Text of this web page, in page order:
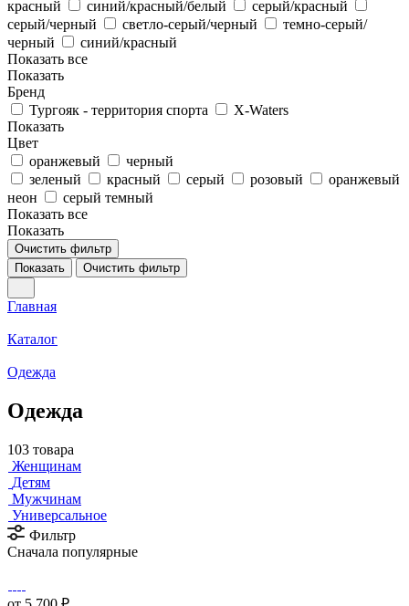
красный синий/красный/белый
серый/красный
серый/черный
светло-серый/черный
темно-серый/
черный
синий/красный
Показать все
Показать
Бренд
Тургояк - территория спорта
X-Waters
Показать
Цвет
оранжевый
черный
зеленый
красный серый розовый
оранжевый
неон
серый темный
Показать все
Показать
Очистить фильтр
Показать
Очистить фильтр
Главная
Каталог
Одежда
Одежда
103 товара
Женщинам
Детям
Мужчинам
Универсальное
Фильтр
Сначала популярные